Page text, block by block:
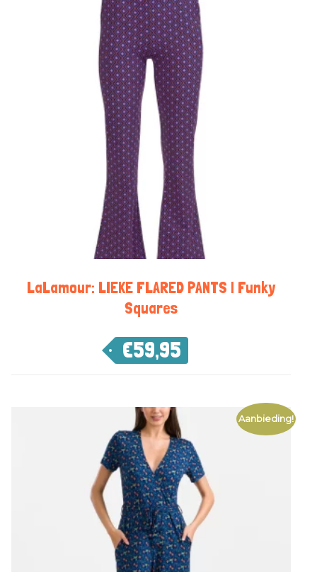
LaLamour: LIEKE FLARED PANTS | Funky
Squares
€59,95
Aanbieding!